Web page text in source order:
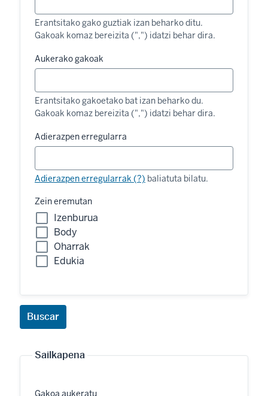
Erantsitako gako guztiak izan beharko ditu.
Gakoak komaz bereizita (",") idatzi behar dira.
Aukerako gakoak
Erantsitako gakoetako bat izan beharko du.
Gakoak komaz bereizita (",") idatzi behar dira.
Adierazpen erregularra
Adierazpen erregularrak (?) baliatuta bilatu.
Zein eremutan
Izenburua
Body
Oharrak
Edukia
Sailkapena
Gakoa aukeratu